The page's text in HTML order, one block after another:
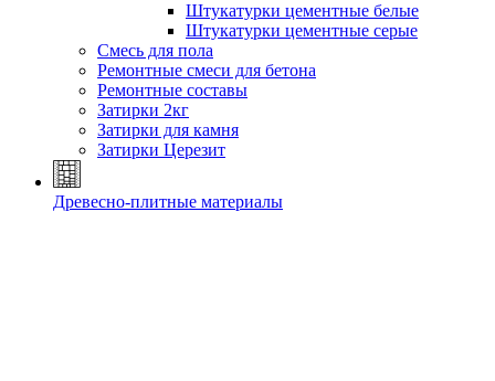
Штукатурки цементные белые
Штукатурки цементные серые
Смесь для пола
Ремонтные смеси для бетона
Ремонтные составы
Затирки 2кг
Затирки для камня
Затирки Церезит
Древесно-плитные материалы